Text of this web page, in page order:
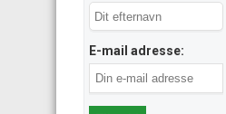
E-mail adresse: